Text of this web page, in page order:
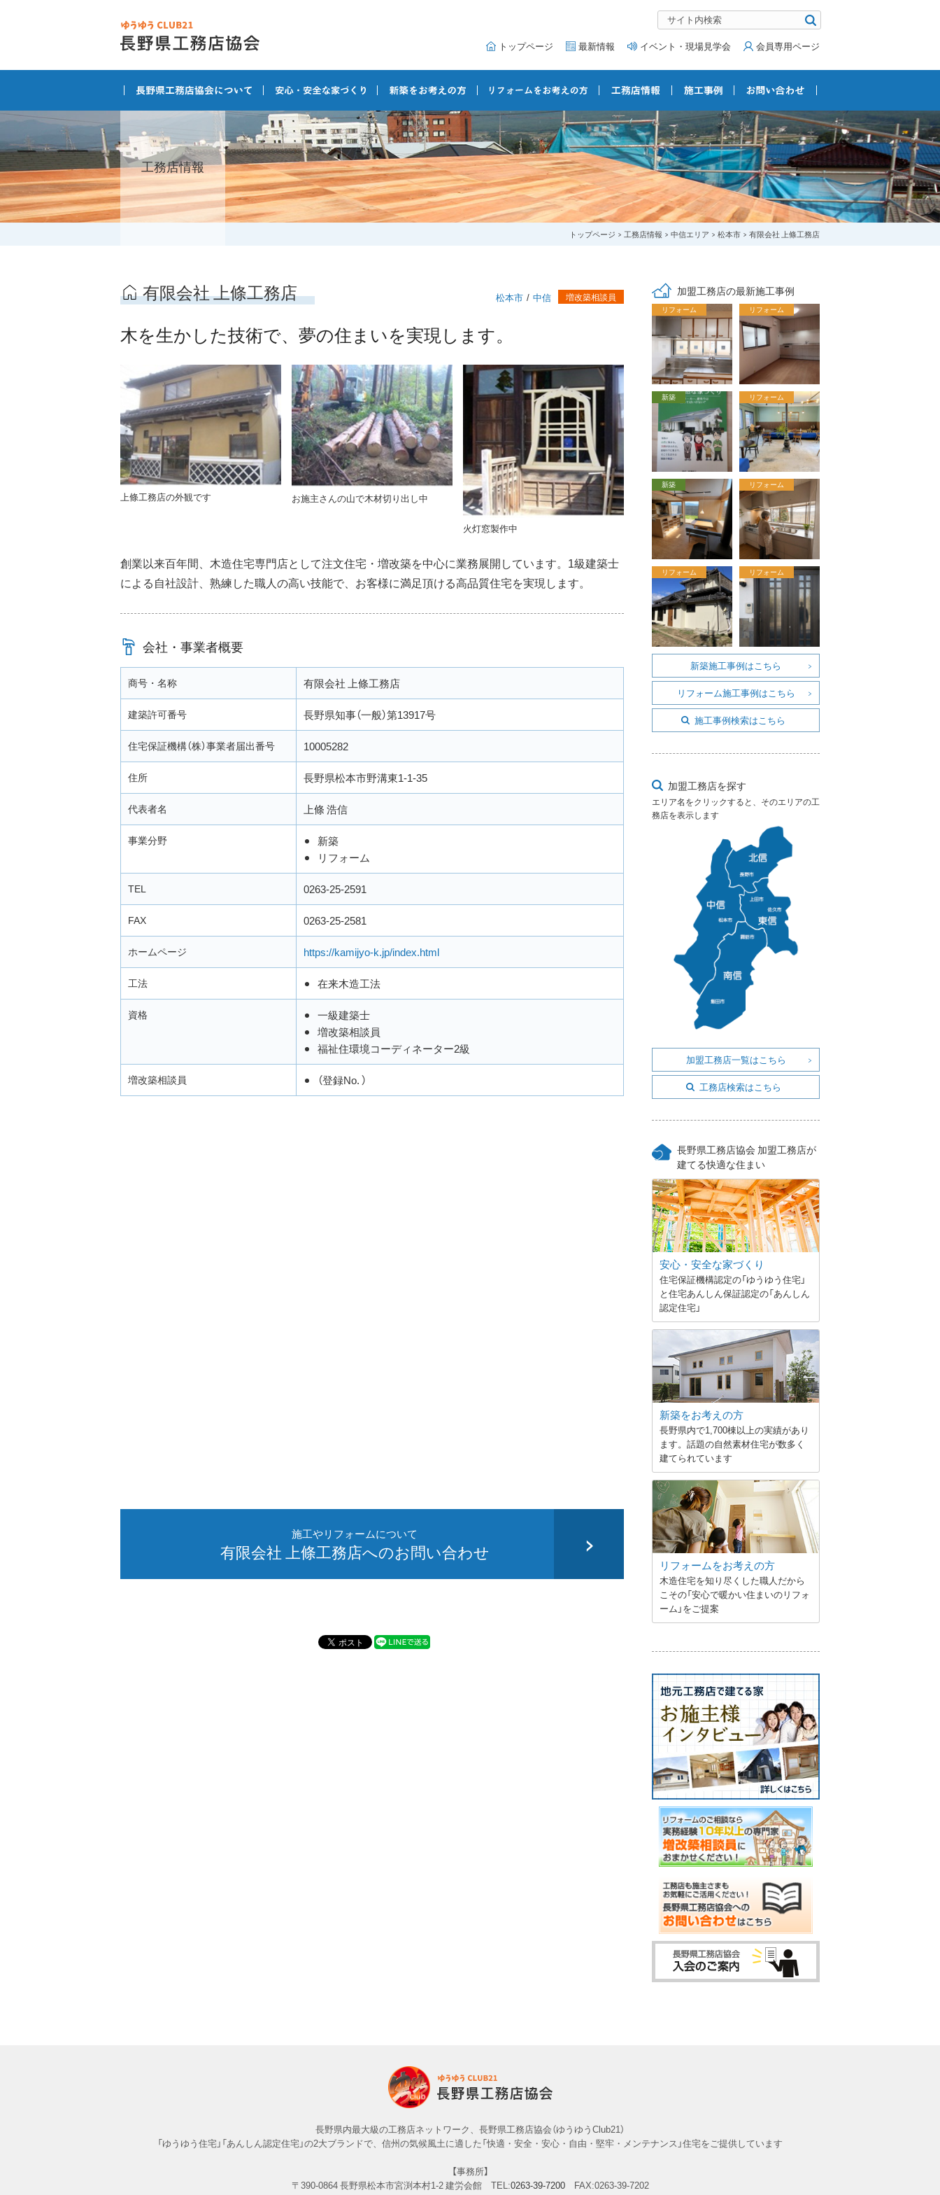
トップページ 最新情報 イベント・現場見学会 会員専用ページ
工務店情報
トップページ 工務店情報 中信エリア 松本市 有限会社 上條工務店
有限会社 上條工務店 松本市 中信 増改築相談員
木を生かした技術で、夢の住まいを実現します。
上條工務店の外観です お施主さんの山で木材切り出し中
火灯窓製作中
創業以来百年間、木造住宅専門店として注文住宅・増改築を中心に業務展開しています。1級建築士
による自社設計、熟練した職人の高い技能で、お客様に満足頂ける高品質住宅を実現します。
会社・事業者概要
商号・名称 有限会社 上條工務店
建築許可番号 長野県知事（一般）第13917号
住宅保証機構（株）事業者届出番号 10005282
住所 長野県松本市野溝東1-1-35
代表者名 上條 浩信
事業分野
新築
リフォーム
TEL 0263-25-2591
FAX 0263-25-2581
ホームページ https://kamijyo-k.jp/index.html
工法 在来木造工法
資格
一級建築士
増改築相談員
福祉住環境コーディネーター2級
増改築相談員 （登録No. ）
施工やリフォームについて
有限会社 上條工務店へのお問い合わせ
加盟工務店の最新施工事例
リフォーム リフォーム
新築 リフォーム
新築 リフォーム
リフォーム リフォーム
新築施工事例はこちら
リフォーム施工事例はこちら
施工事例検索はこちら
加盟工務店を探す
エリア名をクリックすると、そのエリアの工
務店を表示します
加盟工務店一覧はこちら
工務店検索はこちら
長野県工務店協会 加盟工務店が
建てる快適な住まい
安心・安全な家づくり
住宅保証機構認定の「ゆうゆう住宅」
と住宅あんしん保証認定の「あんしん
認定住宅」
新築をお考えの方
長野県内で1,700棟以上の実績があり
ます。話題の自然素材住宅が数多く
建てられています
リフォームをお考えの方
木造住宅を知り尽くした職人だから
こその「安心で暖かい住まいのリフォ
ーム」をご提案
長野県内最大級の工務店ネットワーク、長野県工務店協会（ゆうゆうClub21）
「ゆうゆう住宅」「あんしん認定住宅」の2大ブランドで、信州の気候風土に適した「快適・安全・安心・自由・堅牢・メンテナンス」住宅をご提供しています
【事務所】
〒390-0864長野県松本市宮渕本村1-2 建労会館 TEL:0263-39-7200FAX:0263-39-7202